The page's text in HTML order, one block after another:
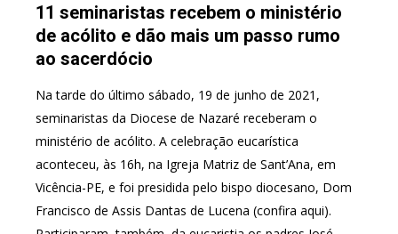
11 seminaristas recebem o ministério
de acólito e dão mais um passo rumo
ao sacerdócio
Na tarde do último sábado, 19 de junho de 2021,
seminaristas da Diocese de Nazaré receberam o
ministério de acólito. A celebração eucarística
aconteceu, às 16h, na Igreja Matriz de Sant’Ana, em
Vicência-PE, e foi presidida pelo bispo diocesano, Dom
Francisco de Assis Dantas de Lucena (confira aqui).